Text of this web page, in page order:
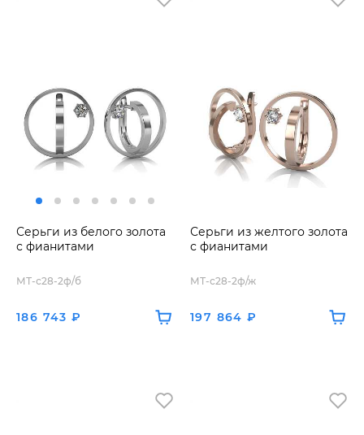
Серьги из белого золота
с фианитами
МТ-с28-2ф/б
186 743 ₽
Серьги из желтого золота
с фианитами
МТ-с28-2ф/ж
197 864 ₽